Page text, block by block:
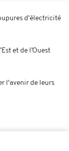
d'électricité
et de l’Ouest
l'avenir de leurs